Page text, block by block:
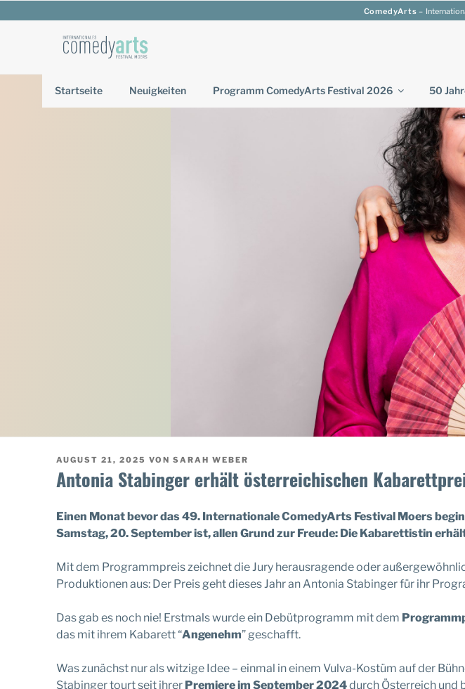
Inhalt
ComedyArts –
Startseite Neuigkeiten Programm ComedyArts Festival 2026 50
VERÖFFENTLICHT
AUGUST 21, 2025 VON SARAH WEBER
Antonia Stabinger erhält österreichischen
Einen Monat bevor das 49. Internationale ComedyArts Festival Moers
Samstag, 20. September ist, allen Grund zur Freude: Die Kabarettistin
Mit dem Programmpreis zeichnet die Jury herausragende oder
Produktionen aus: Der Preis geht dieses Jahr an Antonia Stabinger für ihr
Das gab es noch nie! Erstmals wurde ein Debütprogramm mit dem
das mit ihrem Kabarett “Angenehm” geschafft.
Was zunächst nur als witzige Idee – einmal in einem Vulva-Kostüm auf der
Stabinger tourt seit ihrer Premiere im September 2024durch Österreich und